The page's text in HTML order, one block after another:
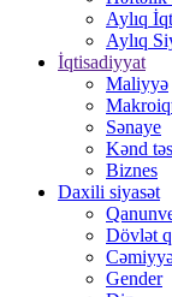
Aylıq
Aylıq
İqtisadiyyat
Maliyyə
Sənaye
Kənd
Biznes
Daxili siyasət
Dövlət
Gender